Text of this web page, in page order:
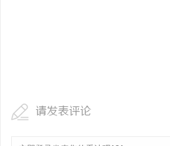
请发表评论